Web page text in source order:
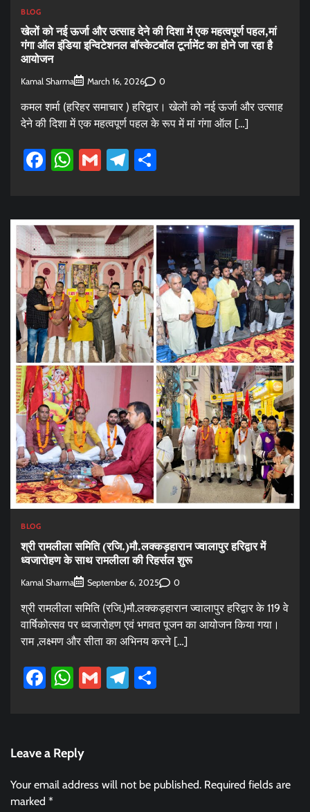
BLOG
खेलों को नई ऊर्जा और उत्साह देने की दिशा में एक महत्वपूर्ण पहल,मां
गंगा ऑल इंडिया इन्विटेशनल बॉस्केटबॉल टूर्नामेंट का होने जा रहा है
आयोजन
Kamal Sharma March 16, 2026 0
कमल शर्मा (हरिहर समाचार ) हरिद्वार। खेलों को नई ऊर्जा और उत्साह
देने की दिशा में एक महत्वपूर्ण पहल के रूप में मां गंगा ऑल […]
Facebook
WhatsApp
GmailTelegram
BLOG
श्री रामलीला समिति (रजि.)मौ.लक्कड़हारान ज्वालापुर हरिद्वार में
ध्वजारोहण के साथ रामलीला की रिहर्सल शुरू
Kamal Sharma September 6, 2025 0
श्री रामलीला समिति (रजि.)मौ.लक्कड़हारान ज्वालापुर हरिद्वार के 119 वे
वार्षिकोत्सव पर ध्वजारोहण एवं भगवत पूजन का आयोजन किया गया।
राम ,लक्ष्मण और सीता का अभिनय करने […]
Facebook
WhatsApp
GmailTelegram
Leave a Reply
Your email address will not be published. Required fields are
marked *